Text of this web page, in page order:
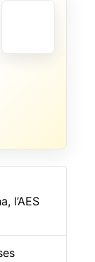
l’AES